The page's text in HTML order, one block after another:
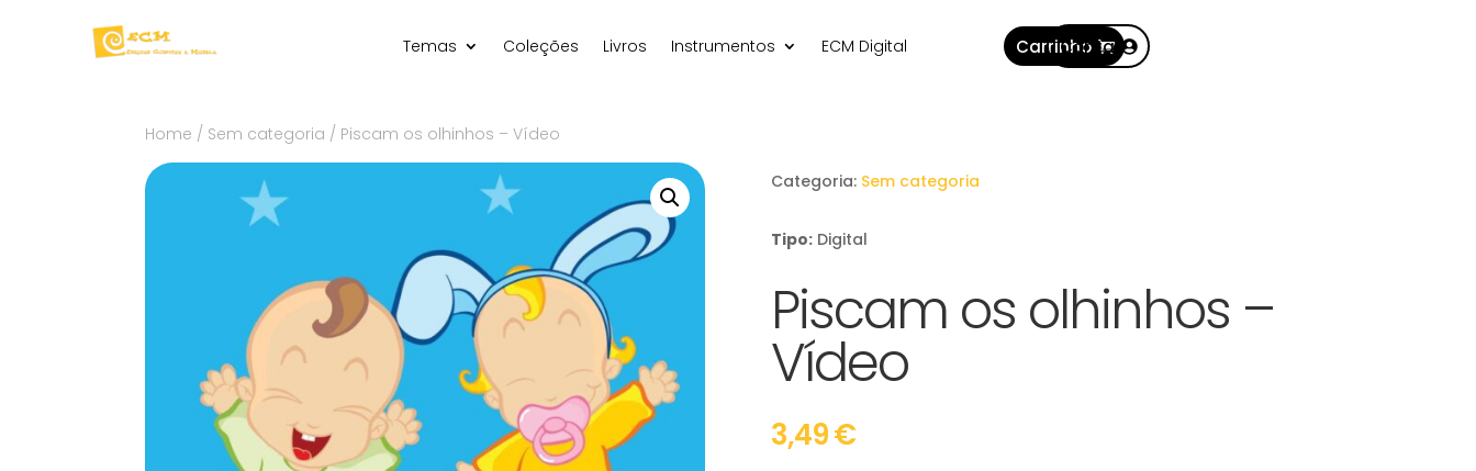
Temas Coleções Livros Instrumentos ECM Digital Carrinho
Conta
Home / Sem categoria / Piscam os olhinhos – Vídeo
Categoria: Sem categoria
Tipo: Digital
Piscam os olhinhos –
Vídeo
3,49€